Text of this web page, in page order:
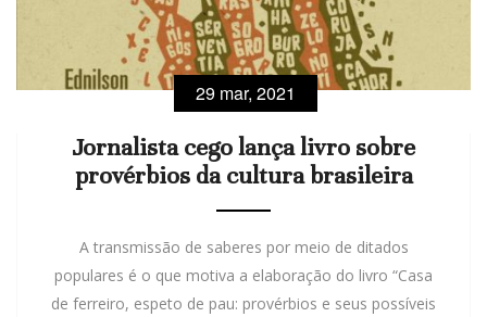
29 mar, 2021
Jornalista cego lança livro sobre
provérbios da cultura brasileira
A transmissão de saberes por meio de ditados
populares é o que motiva a elaboração do livro “Casa
de ferreiro, espeto de pau: provérbios e seus possíveis